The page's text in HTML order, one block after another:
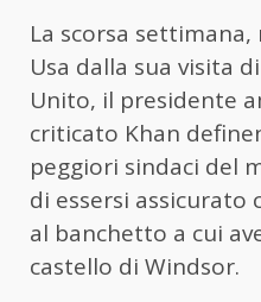
La scorsa
Usa dalla sua visita
Unito, il presidente
criticato Khan
peggiori sindaci del
di essersi assicurato
al banchetto a cui
castello di Windsor.